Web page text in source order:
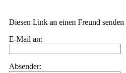
Diesen Link an einen Freund senden
E-Mail an:
Absender: